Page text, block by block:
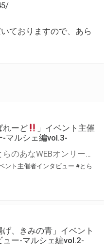
ておりますので、あら
れーど
」イベント主催
マルシェ編vol.3-
こんにちは、とらのあなWEBオンリー運営スタッフです。 新たにお届けする、イベント主催者インタビュー-マルシェ編-は、 とらのあなWEBオンリー「マルシェ」をご利用した主催様に 「マルシェ」を使って開催した感想や心がけをお聞きする企画です。 今回は、WEBオンリー初開催「つるみかるぱれーど
ント主催者インタビュー #とら
げ、きみの青」イベント
ュー-マルシェ編vol.2-